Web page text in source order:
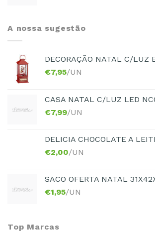
A nossa sugestão
DECORAÇÃO NATAL C/LUZ
€7,95/UN
CASA NATAL C/LUZ LED
€7,99/UN
DELICIA CHOCOLATE A
€2,00/UN
SACO OFERTA NATAL
€1,95/UN
Top Marcas